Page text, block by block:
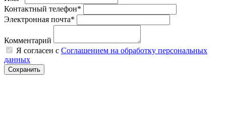
Контактный телефон*
Электронная почта*
Комментарий
Я согласен с Соглашением на обработку персональных
данных